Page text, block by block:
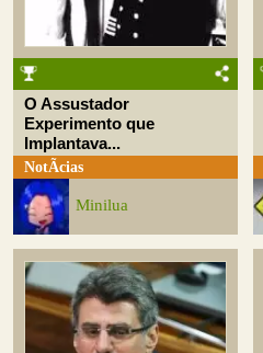
O Assustador
Experimento que
Implantava...
NotÃ­cias
Minilua